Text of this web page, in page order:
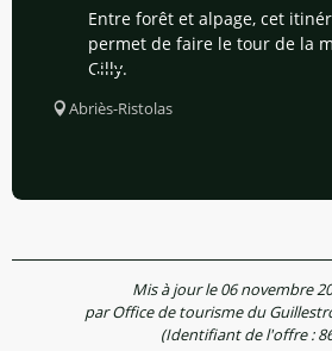
Entre forêt et alpage, cet
permet de faire le tour de la
Gilly.
Abriès-Ristolas
Mis à jour le 06 novembre
par Office de tourisme du
(Identifiant de l'offre :